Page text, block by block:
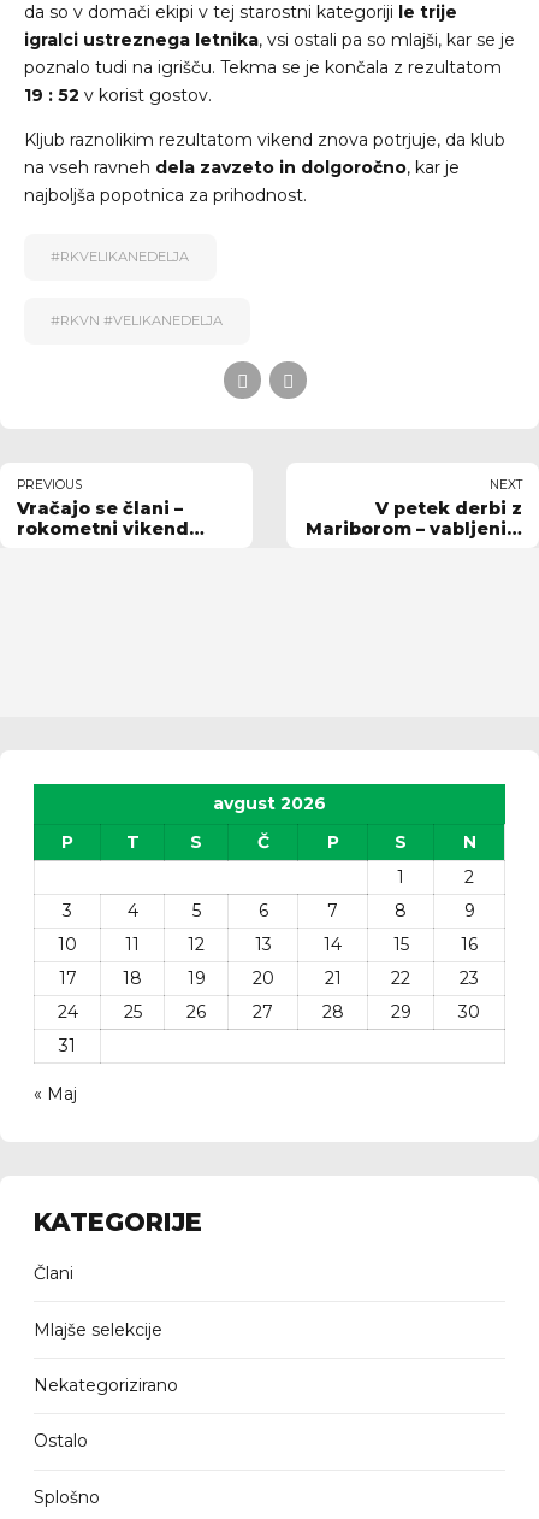
da so v domači ekipi v tej starostni kategoriji le trije
igralci ustreznega letnika, vsi ostali pa so mlajši, kar se je
poznalo tudi na igrišču. Tekma se je končala z rezultatom
19 : 52 v korist gostov.
Kljub raznolikim rezultatom vikend znova potrjuje, da klub
na vseh ravneh dela zavzeto in dolgoročno, kar je
najboljša popotnica za prihodnost.
#RKVELIKANEDELJA
#RKVN #VELIKANEDELJA
PREVIOUS
Vračajo se člani –
rokometni vikend
NEXT
V petek derbi z
Mariborom – vabljeni v
avgust 2026
P
T S Č P S
N
1
2
3
4 5 6 7 8
9
10
11 12 13 14 15
16
17
18 19 20 21 22
23
24
25 26 27 28 29
30
31
« Maj
KATEGORIJE
Člani
Mlajše selekcije
Nekategorizirano
Ostalo
Splošno